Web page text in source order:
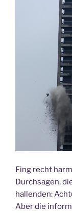
Fing recht
Durchsagen,
hallenden:
Aber die